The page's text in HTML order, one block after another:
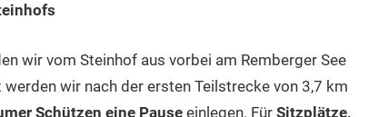
wir vom Steinhof aus vorbei am Remberger See
wir nach der ersten Teilstrecke von 3,7 km
Schützen eine Pauseeinlegen. Für Sitzplätze,